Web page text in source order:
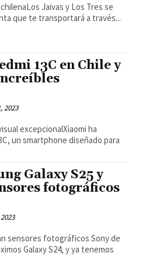
Jaivas y Los Tres se
que te transportará a través...
13C en Chile y
2023
excepcionalXiaomi ha
un smartphone diseñado para
Galaxy S25 y
fotográficos
sensores fotográficos Sony de
Galaxy S24, y ya tenemos